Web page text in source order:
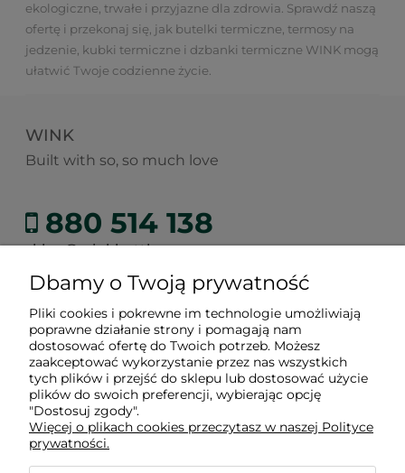
ekologiczne, trwałe i przyjazne dla zdrowia. Sprawdź naszą
ofertę i przekonaj się, jak butelki termiczne, termosy na
jedzenie, kubki termiczne i dzbanki termiczne WINK mogą
ułatwić Twoje codzienne życie.
WINK
Built with so, so much love
880 514 138
sklep@winkbottle.com
Zakupy
Informacje
O nas
Dbamy o Twoją prywatność
Pliki cookies i pokrewne im technologie umożliwiają
poprawne działanie strony i pomagają nam
dostosować ofertę do Twoich potrzeb. Możesz
zaakceptować wykorzystanie przez nas wszystkich
tych plików i przejść do sklepu lub dostosować użycie
plików do swoich preferencji, wybierając opcję
"Dostosuj zgody".
Więcej o plikach cookies przeczytasz w naszej Polityce
prywatności.